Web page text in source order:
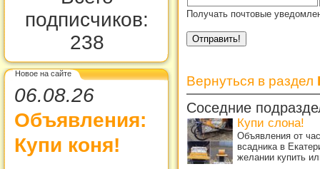
подписчиков:
238
Новое на сайте
06.08.26
Объявления:
Купи коня!
Получать почтовые
Вернуться в раздел
Соседние
Купи слона!
Объявления от
всадника в
желании купить